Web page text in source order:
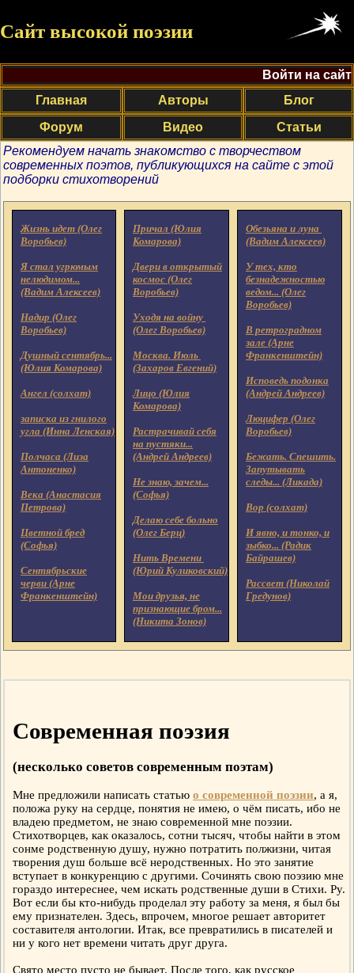
Сайт высокой поэзии
Войти на сайт
Главная
Авторы
Блог
Форум
Видео
Статьи
Рекомендуем начать знакомство с творчеством
современных поэтов, публикующихся на сайте с этой
подборки стихотворений
Жизнь идет (Олег
Воробьев)
Я стал угрюмым
нелюдимом...
(Вадим Алексеев)
Надир (Олег
Воробьев)
Душный сентябрь...
(Юлия Комарова)
Ангел (солхат)
записка из гнилого
угла (Инна Ленская)
Полчаса (Лиза
Антоненко)
Века (Анастасия
Петрова)
Цветной бред
(Софья)
Сентябрьские
черви (Арне
Франкенштейн)
Причал (Юлия
Комарова)
Двери в открытый
космос (Олег
Воробьев)
Уходя на войну
(Олег Воробьев)
Москва. Июль
(Захаров Евгений)
Лицо (Юлия
Комарова)
Растрачивай себя
на пустяки...
(Андрей Андреев)
Не знаю, зачем...
(Софья)
Делаю себе больно
(Олег Берц)
Нить Времени
(Юрий Куликовский)
Мои друзья, не
признающие бром...
(Никита Зонов)
Обезьяна и луна
(Вадим Алексеев)
У тех, кто
безнадежностью
ведом... (Олег
Воробьев)
В ретроградном
зале (Арне
Франкенштейн)
Исповедь подонка
(Андрей Андреев)
Люцифер (Олег
Воробьев)
Бежать. Спешить.
Запутывать
следы... (Ликада)
Вор (солхат)
И явно, и тонко, и
зыбко... (Радик
Байрашев)
Рассвет (Николай
Гредунов)
Современная поэзия
(несколько советов современным поэтам)
Мне предложили написать статью о современной поэзии, а я,
положа руку на сердце, понятия не имею, о чём писать, ибо не
владею предметом, не знаю современной мне поэзии.
Стихотворцев, как оказалось, сотни тысяч, чтобы найти в этом
сонме родственную душу, нужно потратить полжизни, читая
творения душ больше всё неродственных. Но это занятие
вступает в конкуренцию с другими. Сочинять свою поэзию мне
гораздо интереснее, чем искать родственные души в Стихи. Ру.
Вот если бы кто-нибудь проделал эту работу за меня, я был бы
ему признателен. Здесь, впрочем, многое решает авторитет
составителя антологии. Итак, все превратились в писателей и
ни у кого нет времени читать друг друга.
Свято место пусто не бывает. После того, как русское